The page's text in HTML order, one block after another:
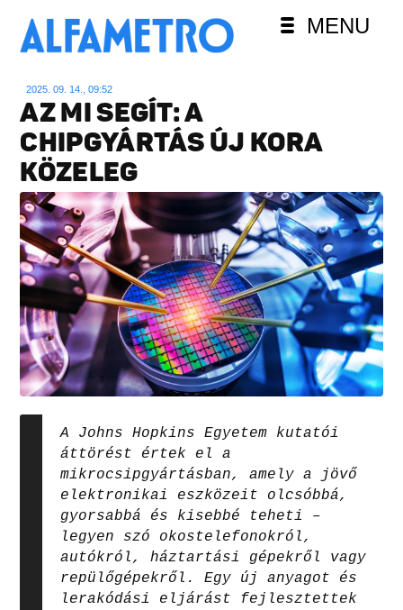
MENU
2025. 09. 14., 09:52
AZ MI SEGÍT: A
CHIPGYÁRTÁS ÚJ KORA
KÖZELEG
A Johns Hopkins Egyetem kutatói
áttörést értek el a
mikrocsipgyártásban, amely a jövő
elektronikai eszközeit olcsóbbá,
gyorsabbá és kisebbé teheti –
legyen szó okostelefonokról,
autókról, háztartási gépekről vagy
repülőgépekről. Egy új anyagot és
lerakódási eljárást fejlesztettek